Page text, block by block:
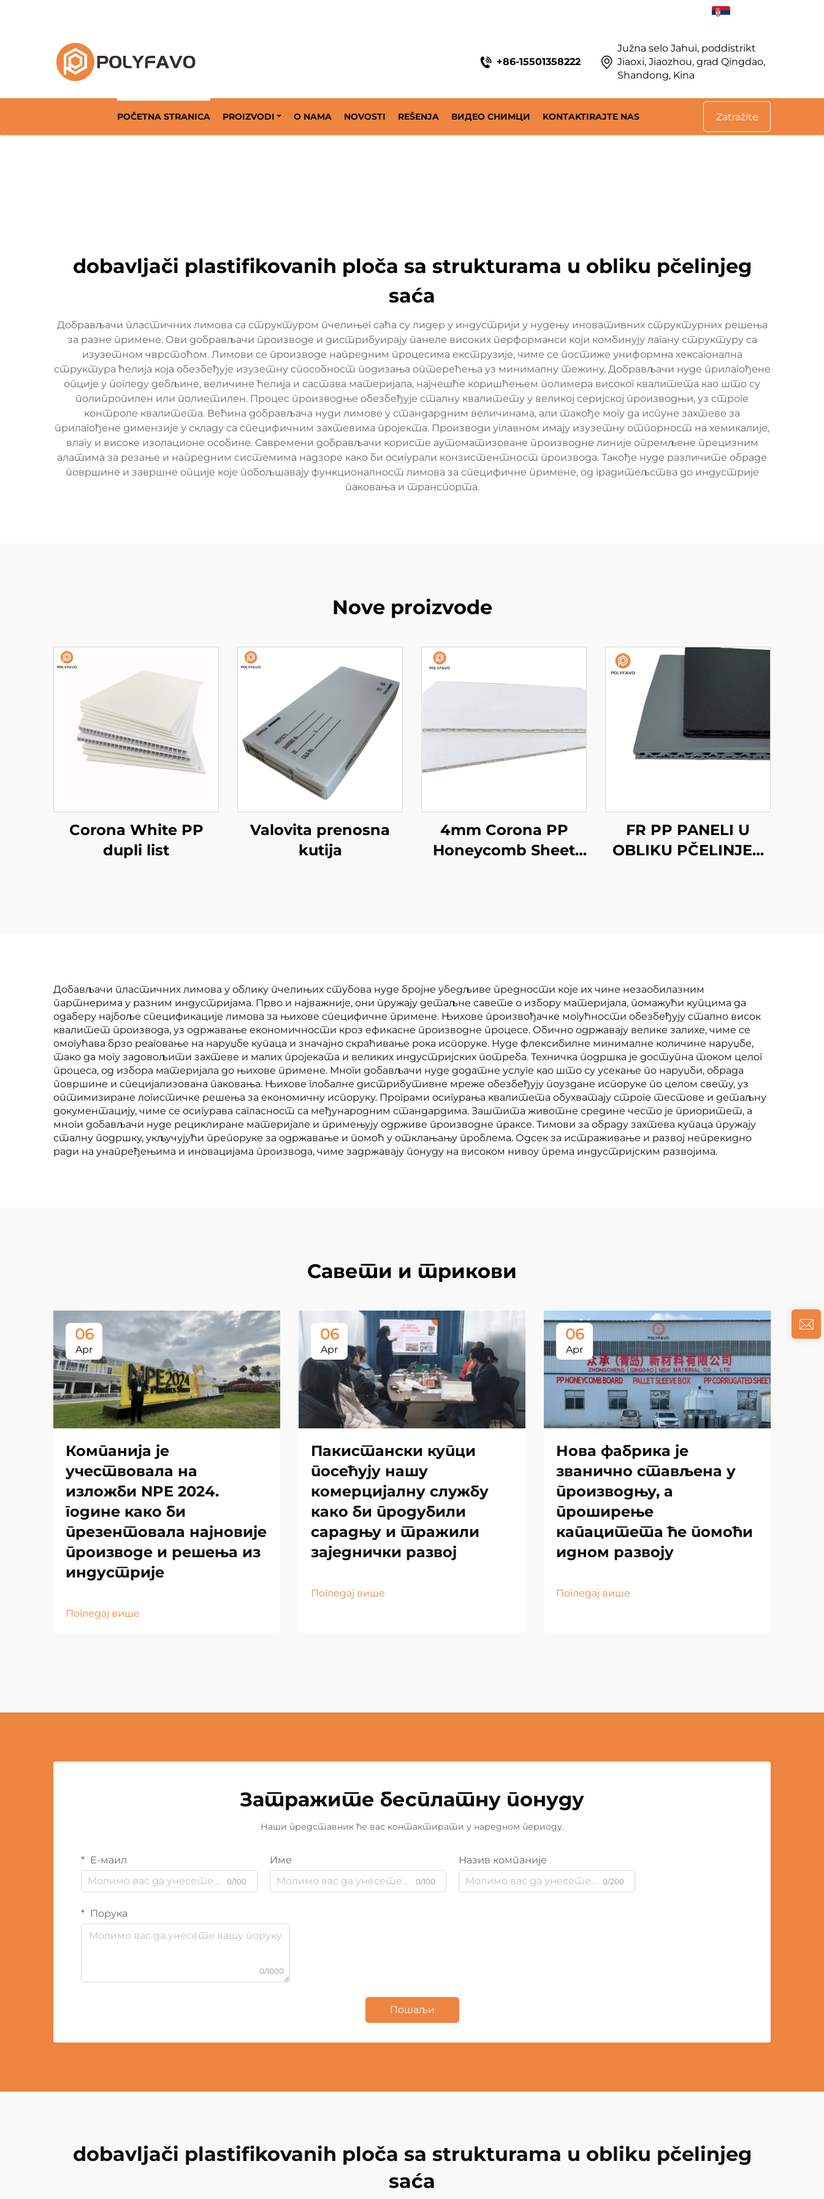
+86-15501358222
Južna selo Jahui, poddistrikt
Jiaoxi, Jiaozhou, grad Qingdao,
Shandong, Kina
POČETNA STRANICA PROIZVODI O NAMA NOVOSTI REŠENJA ВИДЕО СНИМЦИ KONTAKTIRAJTE NAS Zatražite
dobavljači plastifikovanih ploča sa strukturama u obliku pčelinjeg
saća
Добрављачи пластичних лимова са структуром пчелињег саћа су лидер у индустрији у нудењу иновативних структурних решења
за разне примене. Ови добрављачи производе и дистрибуирају панеле високих перформанси који комбинују лагану структуру са
изузетном чврстоћом. Лимови се производе напредним процесима екструзије, чиме се постиже униформна хексагонална
структура ћелија која обезбеђује изузетну способност подизања оптерећења уз минималну тежину. Добрављачи нуде прилагођене
опције у погледу дебљине, величине ћелија и састава материјала, најчешће коришћењем полимера високог квалитета као што су
полипропилен или полиетилен. Процес производње обезбеђује сталну квалитету у великој серијској производњи, уз строге
контроле квалитета. Већина добрављача нуди лимове у стандардним величинама, али такође могу да испуне захтеве за
прилагођене димензије у складу са специфичним захтевима пројекта. Производи углавном имају изузетну отпорност на хемикалије,
влагу и високе изолационе особине. Савремени добрављачи користе аутоматизоване производне линије опремљене прецизним
алатима за резање и напредним системима надзоре како би осигурали конзистентност производа. Такође нуде различите обраде
површине и завршне опције које побољшавају функционалност лимова за специфичне примене, од градитељства до индустрије
паковања и транспорта.
Nove proizvode
Corona White PP
dupli list
Valovita prenosna
kutija
4mm Corona PP
Honeycomb Sheet
FR PP PANELI U
OBLIKU PČELINJEG
Добављачи пластичних лимова у облику пчелињих стубова нуде бројне убедљиве предности које их чине незаобилазним
партнерима у разним индустријама. Прво и најважније, они пружају детаљне савете о избору материјала, помажући купцима да
одаберу најбоље спецификације лимова за њихове специфичне примене. Њихове произвођачке могућности обезбеђују стално висок
квалитет производа, уз одржавање економичности кроз ефикасне производне процесе. Обично одржавају велике залихе, чиме се
омогућава брзо реаговање на наруџбе купаца и значајно скраћивање рока испоруке. Нуде флексибилне минималне количине наруџбе,
тако да могу задовољити захтеве и малих пројеката и великих индустријских потреба. Техничка подршка је доступна током целог
процеса, од избора материјала до њихове примене. Многи добављачи нуде додатне услуге као што су усекање по наруџби, обрада
површине и специјализована паковања. Њихове глобалне дистрибутивне мреже обезбеђују поуздане испоруке по целом свету, уз
оптимизиране логистичке решења за економичну испоруку. Програми осигурања квалитета обухватају строге тестове и детаљну
документацију, чиме се осигурава сагласност са међународним стандардима. Заштита животне средине често је приоритет, а
многи добављачи нуде рециклиране материјале и примењују одрживе производне праксе. Тимови за обраду захтева купаца пружају
сталну подршку, укључујући препоруке за одржавање и помоћ у отклањању проблема. Одсек за истраживање и развој непрекидно
ради на унапређењима и иновацијама производа, чиме задржавају понуду на високом нивоу према индустријским развојима.
Савети и трикови
06
Apr
Компанија је
учествовала на
изложби NPE 2024.
године како би
презентовала најновије
производе и решења из
индустрије
Погледај више
06
Apr
Пакистански купци
посећују нашу
комерцијалну службу
како би продубили
сарадњу и тражили
заједнички развој
Погледај више
06
Apr
Нова фабрика је
званично стављена у
производњу, а
проширење
капацитета ће помоћи
идном развоју
Погледај више
Затражите бесплатну понуду
Наши представник ће вас контактирати у наредном периоду.
Е-маил
0/100
Име
0/100
Назив компаније
0/200
Порука
0/1000
Пошаљи
dobavljači plastifikovanih ploča sa strukturama u obliku pčelinjeg
saća